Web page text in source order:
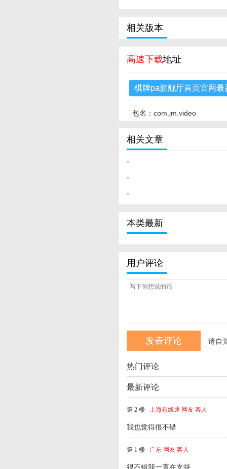
相关版本
高速下载地址
棋牌pa旗舰厅首页官网最
包名：com.jm.video
相关文章
本类最新
用户评论
请自
热门评论
最新评论
第 2 楼 上海有线通 网友 客人
我也觉得很不错
第 1 楼 广东 网友 客人
很不错我一直在支持